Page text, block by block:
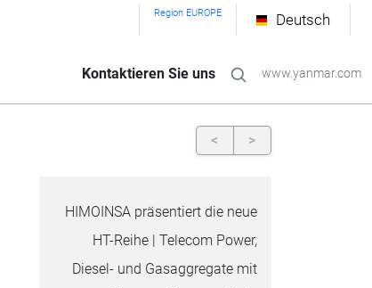
Region EUROPE Deutsch
Kontaktieren Sie uns www.yanmar.com
< >
HIMOINSA präsentiert die neue
HT-Reihe | Telecom Power,
Diesel- und Gasaggregate mit